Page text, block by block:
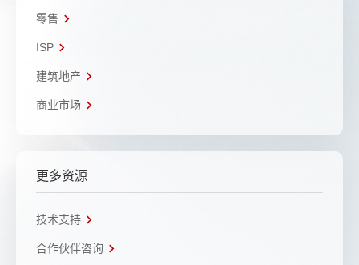
零售
ISP
建筑地产
商业市场
更多资源
技术支持
合作伙伴咨询